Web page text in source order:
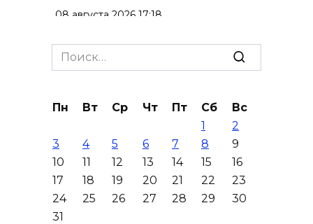
08 августа 2026 17:18
Это стало нашей традицией:
ростовчане установили
бездомных животных
Журналисты «ДОН 24» вышли
на субботник в парке
Островского
Search
for:
Пн Вт Ср Чт Пт Сб
Вс
1
2
3
4 5 6 7 8
9
10
11 12 13 14 15
16
17
18 19 20 21 22
23
24
25 26 27 28 29
30
31